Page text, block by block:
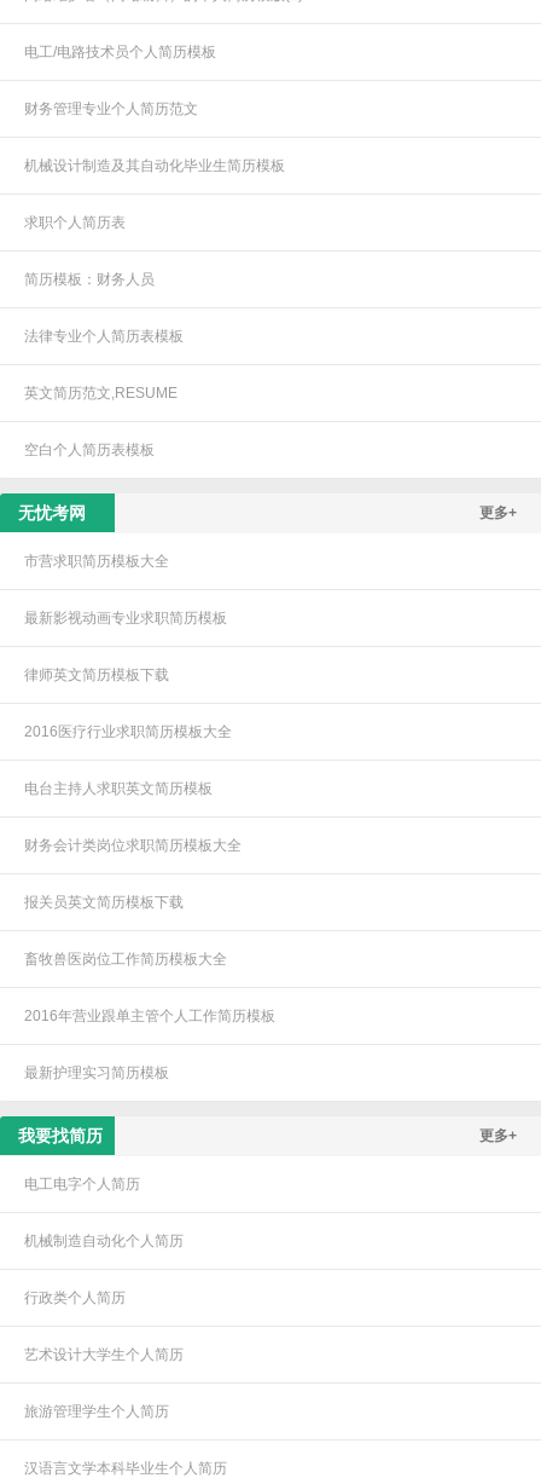
电工/电路技术员个人简历模板
财务管理专业个人简历范文
机械设计制造及其自动化毕业生简历模板
求职个人简历表
简历模板：财务人员
法律专业个人简历表模板
英文简历范文,RESUME
空白个人简历表模板
无忧考网 更多+
市营求职简历模板大全
最新影视动画专业求职简历模板
律师英文简历模板下载
2016医疗行业求职简历模板大全
电台主持人求职英文简历模板
财务会计类岗位求职简历模板大全
报关员英文简历模板下载
畜牧兽医岗位工作简历模板大全
2016年营业跟单主管个人工作简历模板
最新护理实习简历模板
我要找简历 更多+
电工电字个人简历
机械制造自动化个人简历
行政类个人简历
艺术设计大学生个人简历
旅游管理学生个人简历
汉语言文学本科毕业生个人简历